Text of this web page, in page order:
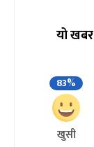
यो
83%
खुसी